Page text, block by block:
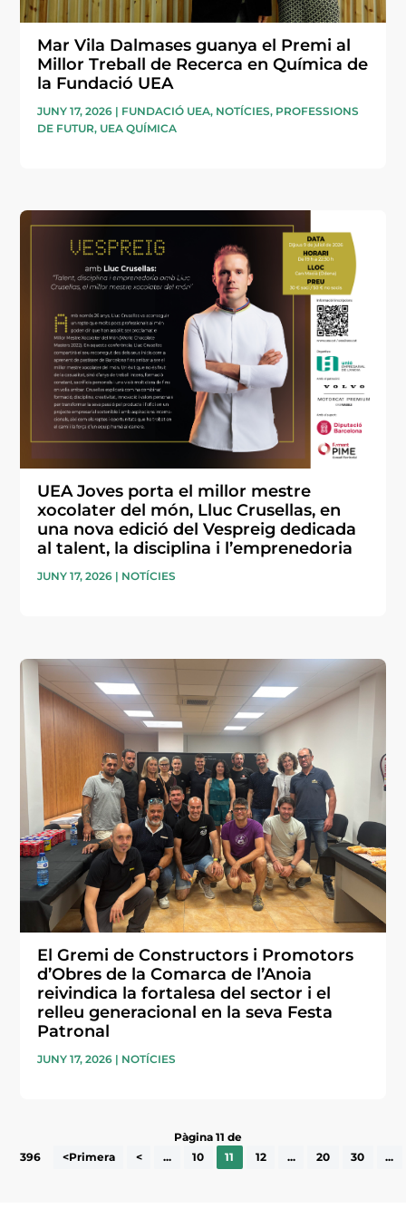
Mar Vila Dalmases guanya el Premi al
Millor Treball de Recerca en Química de
la Fundació UEA
JUNY 17, 2026 | FUNDACIÓ UEA, NOTÍCIES, PROFESSIONS
DE FUTUR, UEA QUÍMICA
UEA Joves porta el millor mestre
xocolater del món, Lluc Crusellas, en
una nova edició del Vespreig dedicada
al talent, la disciplina i l’emprenedoria
JUNY 17, 2026 | NOTÍCIES
El Gremi de Constructors i Promotors
d’Obres de la Comarca de l’Anoia
reivindica la fortalesa del sector i el
relleu generacional en la seva Festa
Patronal
JUNY 17, 2026 | NOTÍCIES
Pàgina 11 de
396
<Primera < ... 10 11 12 ... 20 30 ...